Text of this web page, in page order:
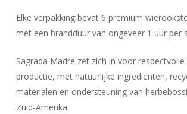
Geen producten in uw
Elke verpakking bevat 6 premium
met een brandduur van ongeveer 1 uur per
Sagrada Madre zet zich in voor
productie, met natuurlijke ingrediënten,
materialen en ondersteuning van
Zuid-Amerika.